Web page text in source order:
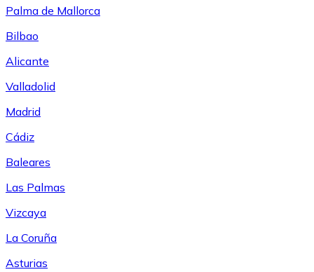
Palma de Mallorca
Bilbao
Alicante
Valladolid
Madrid
Cádiz
Baleares
Las Palmas
Vizcaya
La Coruña
Asturias